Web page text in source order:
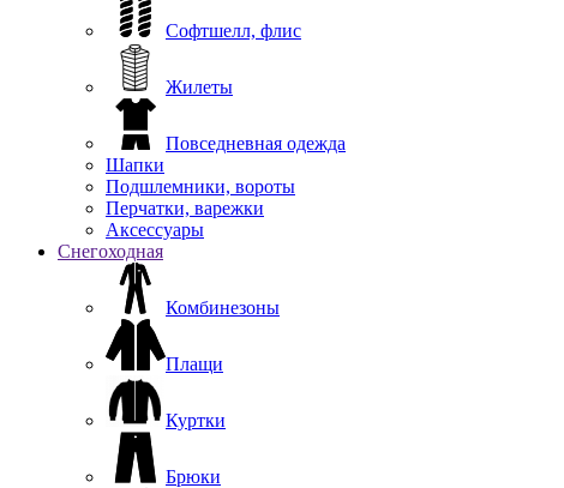
Софтшелл, флис
Жилеты
Повседневная одежда
Шапки
Подшлемники, вороты
Перчатки, варежки
Аксессуары
Снегоходная
Комбинезоны
Плащи
Куртки
Брюки